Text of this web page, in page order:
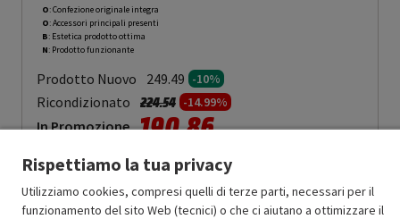
O: Confezione originale integra
O: Accessori principali presenti
B: Estetica prodotto ottima
N: Prodotto funzionante
Prodotto Nuovo 249.49 -10%
Ricondizionato Prezzo ridotto da
224.54a-14.99%
In Promozione 190.86
Aggiungi al carrello
Rispettiamo la tua privacy
Utilizziamo cookies, compresi quelli di terze parti, necessari per il
funzionamento del sito Web (tecnici) o che ci aiutano a ottimizzare il